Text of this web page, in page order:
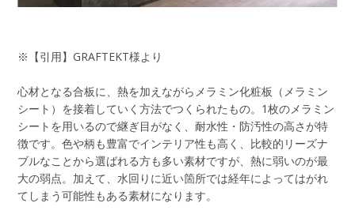
※【引用】GRAFTEKT様より
心材となる合板に、熱を加えながらメラミン化粧板（メラミン
シート）を接着していく方法でつくられたもの。1枚のメラミン
シートを用いるので継ぎ目がなく、耐水性・防汚性の高さが特
徴です。色や柄も豊富でインテリア性も高く、比較的リーズナ
ブルなことから選ばれる方も多い素材ですが、熱に弱いのが最
大の弱点。加えて、水回りに近い箇所では経年によってはがれ
てしまう可能性もある素材になります。